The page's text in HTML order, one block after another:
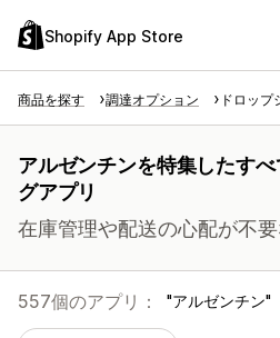
Shopify App Store
商品を探す 調達オプション ドロップ
アルゼンチンを特集したす
グアプリ
在庫管理や配送の心配が不
557個のアプリ： アルゼンチン